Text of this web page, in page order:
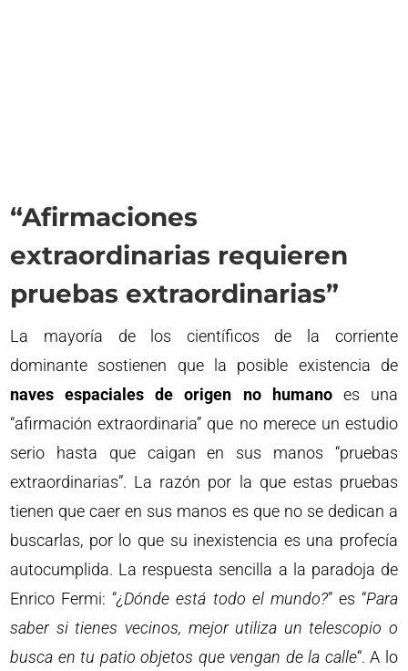
“Afirmaciones
extraordinarias requieren
pruebas extraordinarias”
La mayoría de los científicos de la corriente
dominante sostienen que la posible existencia de
naves espaciales de origen no humanoes una
“afirmación extraordinaria” que no merece un estudio
serio hasta que caigan en sus manos “pruebas
extraordinarias”. La razón por la que estas pruebas
tienen que caer en sus manos es que no se dedican a
buscarlas, por lo que su inexistencia es una profecía
autocumplida. La respuesta sencilla a la paradoja de
Enrico Fermi: “¿Dónde está todo el mundo?” es “Para
saber si tienes vecinos, mejor utiliza un telescopio o
busca en tu patio objetos que vengan de la calle“. A lo